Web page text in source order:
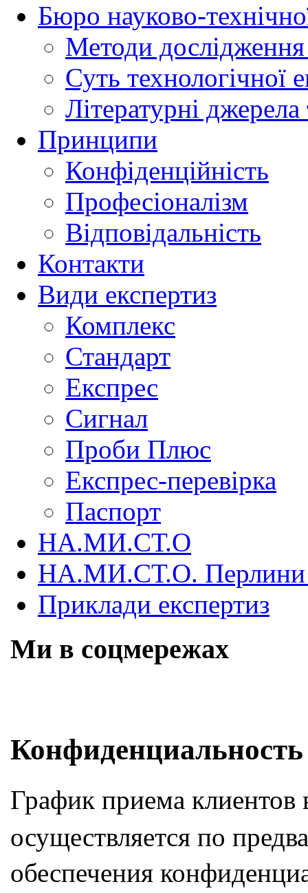
Бюро науково-
Методи
Суть технологічної
Літературні джерела
Принципи
Конфіденційність
Професіоналізм
Відповідальність
Контакти
Види експертиз
Комплекс
Стандарт
Експрес
Сигнал
Проби Плюс
Експрес-перевірка
Паспорт
НА.МИ.СТ.О
НА.МИ.СТ.О. Перлини
Приклади експертиз
Ми в соцмережах
Skip
content
Конфиденциальность
График приема
осуществляется по
обеспечения